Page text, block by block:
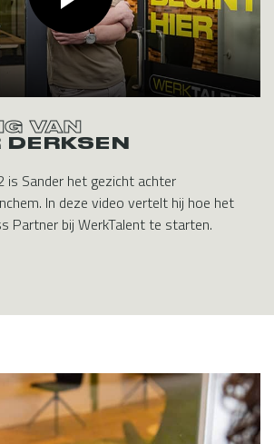
VAN
DERKSEN
is Sander het gezicht achter
In deze video vertelt hij hoe het
Partner bij WerkTalent te starten.